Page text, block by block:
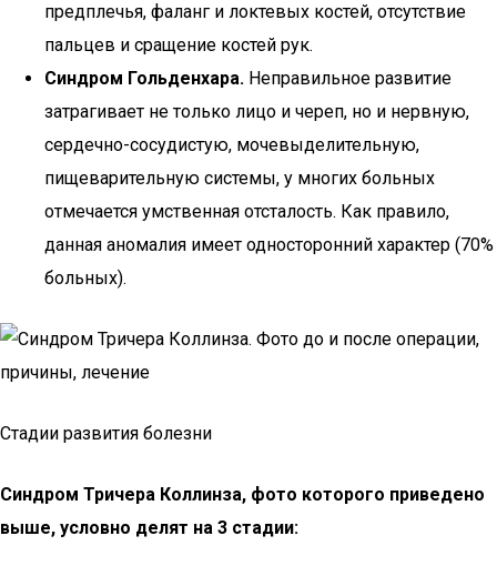
предплечья, фаланг и локтевых костей, отсутствие
пальцев и сращение костей рук.
Синдром Гольденхара. Неправильное развитие
затрагивает не только лицо и череп, но и нервную,
сердечно-сосудистую, мочевыделительную,
пищеварительную системы, у многих больных
отмечается умственная отсталость. Как правило,
данная аномалия имеет односторонний характер (70%
больных).
Стадии развития болезни
Синдром Тричера Коллинза, фото которого приведено
выше, условно делят на 3 стадии: